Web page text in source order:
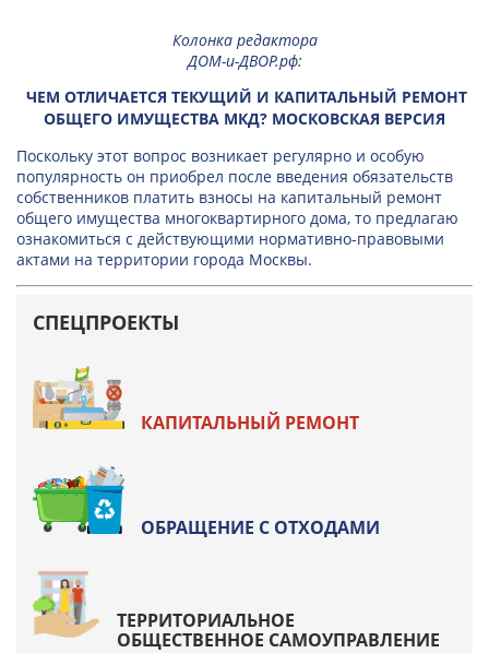
Колонка редактора
ДОМ-и-ДВОР.рф:
ЧЕМ ОТЛИЧАЕТСЯ ТЕКУЩИЙ И КАПИТАЛЬНЫЙ РЕМОНТ
ОБЩЕГО ИМУЩЕСТВА МКД? МОСКОВСКАЯ ВЕРСИЯ
Поскольку этот вопрос возникает регулярно и особую
популярность он приобрел после введения обязательств
собственников платить взносы на капитальный ремонт
общего имущества многоквартирного дома, то предлагаю
ознакомиться с действующими нормативно-правовыми
актами на территории города Москвы.
СПЕЦПРОЕКТЫ
КАПИТАЛЬНЫЙ РЕМОНТ
ОБРАЩЕНИЕ С ОТХОДАМИ
ТЕРРИТОРИАЛЬНОЕ
ОБЩЕСТВЕННОЕ САМОУПРАВЛЕНИЕ